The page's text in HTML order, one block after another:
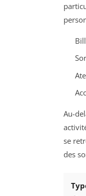
Au-
se
des